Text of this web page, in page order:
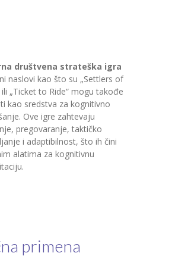
društvena strateška igra
naslovi kao što su „Settlers of
ili „Ticket to Ride“ mogu takođe
kao sredstva za kognitivno
Ove igre zahtevaju
pregovaranje, taktičko
i adaptibilnost, što ih čini
alatima za kognitivnu
primena